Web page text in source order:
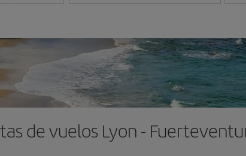
de vuelos Lyon -